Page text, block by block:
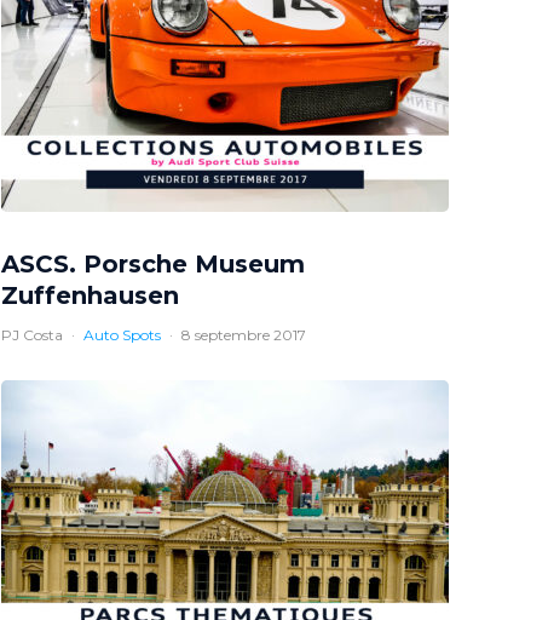
ASCS. Porsche Museum
Zuffenhausen
PJ Costa · Auto Spots · 8 septembre 2017